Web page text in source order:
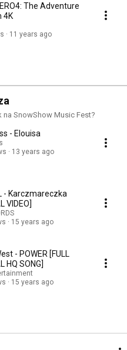
The Adventure
4K
11 years ago
SnowShow Music Fest?
- Elouisa
13 years ago
- Karczmareczka
VIDEO]
15 years ago
- POWER [FULL
HQ SONG]
15 years ago